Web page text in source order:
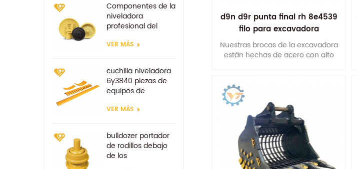
Componentes de la
niveladora
profesional del
d85
VER MÁS
cuchilla niveladora
6y3840 piezas de
equipos de
de desgaste de
VER MÁS
bulldozer portador
de rodillos debajo
de los
d9n d9r punta final rh 8e4539
filo para excavadora
Nuestras brocas de la excavadora
están hechas de acero con alto
endurecidas. Mejorar la vida útil.